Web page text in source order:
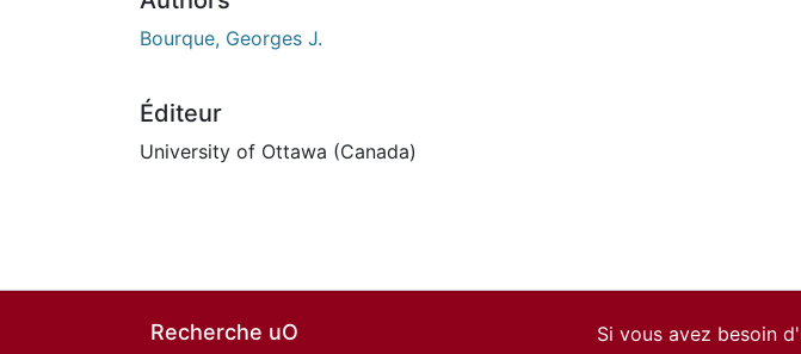
Bourque, Georges J.
Éditeur
University of Ottawa (Canada)
Recherche uO
Si vous avez besoin